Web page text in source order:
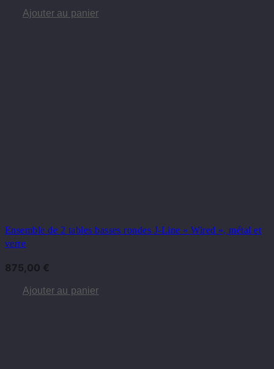
Ajouter au panier
Ensemble de 2 tables basses rondes J-Line « Wired », métal et
verre
875,00 €
Ajouter au panier